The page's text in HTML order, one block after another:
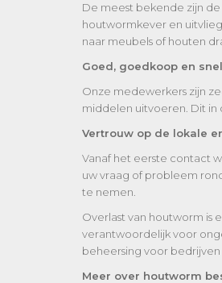
De meest bekende zijn
houtwormkever en
naar meubels of houten
Goed, goedkoop en
Onze medewerkers zijn
middelen uitvoeren. Dit in
Vertrouw op de lokale
Vanaf het eerste contact
uw vraag of probleem
te nemen.
Overlast van houtworm is
verantwoordelijk voor
beheersing voor
Meer over houtworm